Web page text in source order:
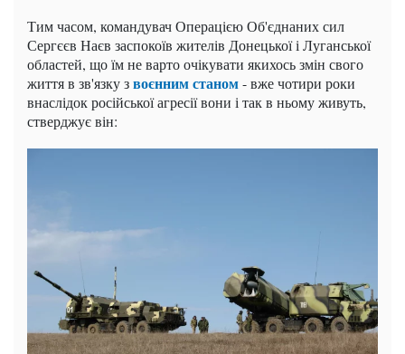
Тим часом, командувач Операцією Об'єднаних сил
Сергєєв Наєв заспокоїв жителів Донецької і Луганської
областей, що їм не варто очікувати якихось змін свого
життя в зв'язку звоєнним станом- вже чотири роки
внаслідок російської агресії вони і так в ньому живуть,
стверджує він: